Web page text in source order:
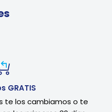
GRATIS
te los cambiamos o te